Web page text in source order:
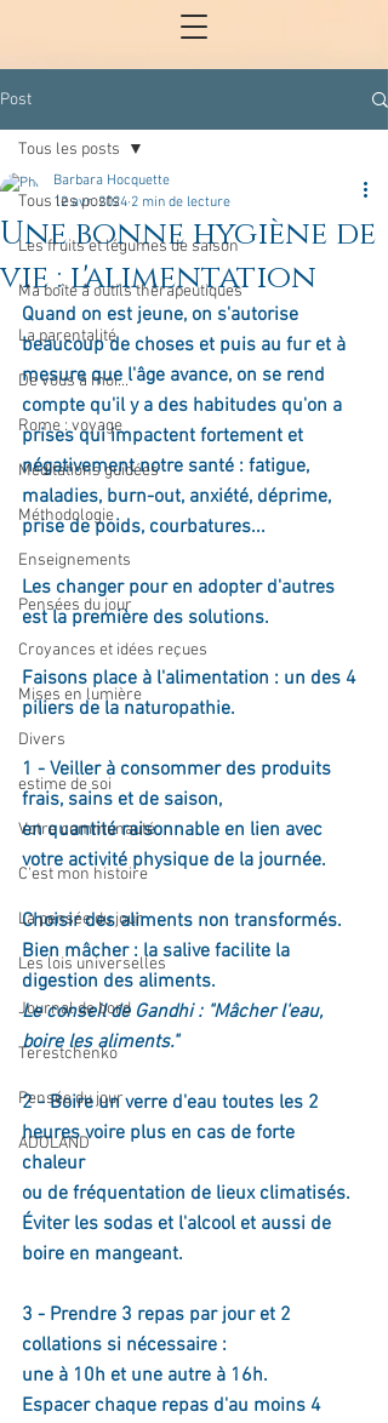
Post
Tous les posts
Les fruits et légumes de saison
Ma boîte à outils thérapeutiques
La parentalité
De vous à moi...
Rome : voyage
Méditations guidées
Méthodologie
Enseignements
Pensées du jour
Croyances et idées reçues
Mises en lumière
Divers
estime de soi
Votre communauté
C'est mon histoire
La pensée du jour
Les lois universelles
Journal de bord
Terestchenko
Pensée du jour
ADOLAND
Tous les posts
Une bonne hygiène de
vie : l'alimentation
Barbara Hocquette
12 avr. 2024 2 min de lecture
Quand on est jeune, on s'autorise
beaucoup de choses et puis au fur et à
mesure que l'âge avance, on se rend
compte qu'il y a des habitudes qu'on a
prises qui impactent fortement et
négativement notre santé : fatigue,
maladies, burn-out, anxiété, déprime,
prise de poids, courbatures...
Les changer pour en adopter d'autres
est la première des solutions.
Faisons place à l'alimentation : un des 4
piliers de la naturopathie.
1 - Veiller à consommer des produits
frais, sains et de saison,
en quantité raisonnable en lien avec
votre activité physique de la journée.
Choisir des aliments non transformés.
Bien mâcher : la salive facilite la
digestion des aliments.
Le conseil de Gandhi : "Mâcher l'eau,
boire les aliments."
2 - Boire un verre d'eau toutes les 2
heures voire plus en cas de forte
chaleur
ou de fréquentation de lieux climatisés.
Éviter les sodas et l'alcool et aussi de
boire en mangeant.
3 - Prendre 3 repas par jour et 2
collations si nécessaire :
une à 10h et une autre à 16h.
Espacer chaque repas d'au moins 4